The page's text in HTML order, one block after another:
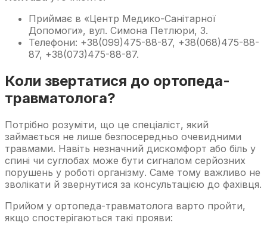
Приймає в «Центр Медико-Санітарної
Допомоги», вул. Симона Петлюри, 3.
Телефони: +38(099)475-88-87, +38(068)475-88-
87, +38(073)475-88-87.
Коли звертатися до ортопеда-
травматолога?
Потрібно розуміти, що це спеціаліст, який
займається не лише безпосередньо очевидними
травмами. Навіть незначний дискомфорт або біль у
спині чи суглобах може бути сигналом серйозних
порушень у роботі організму. Саме тому важливо не
зволікати й звернутися за консультацією до фахівця.
Прийом у ортопеда-травматолога варто пройти,
якщо спостерігаються такі прояви: